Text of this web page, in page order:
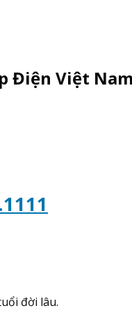
Điện Việt Nam
đời lâu.